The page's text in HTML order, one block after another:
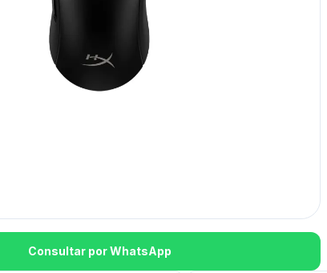
Consultar por WhatsApp